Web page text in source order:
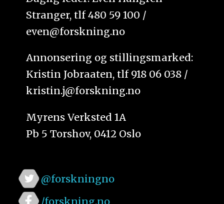
Stranger, tlf 480 59 100 /
even@forskning.no
Annonsering og stillingsmarked:
Kristin Jobraaten, tlf 918 06 038 /
kristin.j@forskning.no
Myrens Verksted 1A
Pb 5 Torshov, 0412 Oslo
@forskningno
/forskning.no